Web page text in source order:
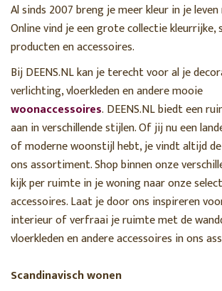
Al sinds 2007 breng je meer kleur in je leven
Online vind je een grote collectie
producten en accessoires.
Bij DEENS.NL kan je terecht voor al je
verlichting, vloerkleden en andere mooie
woonaccessoires. DEENS.NL biedt een
aan in verschillende stijlen. Of jij nu een
of moderne woonstijl hebt, je vindt altijd
ons assortiment. Shop binnen onze
kijk per ruimte in je woning naar onze
accessoires. Laat je door ons inspireren
interieur of verfraai je ruimte met de
vloerkleden en andere accessoires in ons
Scandinavisch wonen